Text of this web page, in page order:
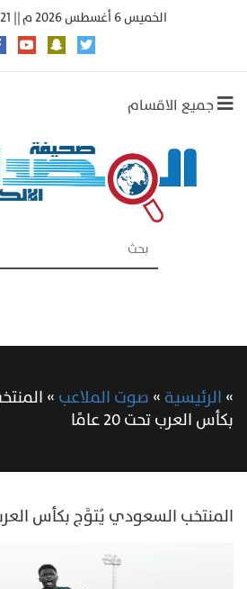
الخميس 6 أغسطس 2026 م || 21 صفر 1448هـ ||
جميع الاقسام
»الرئيسية»صوت الملاعب»
بكأس العرب تحت 20 عامًا
المنتخب السعودي يُتوَّج بكأس العرب تحت